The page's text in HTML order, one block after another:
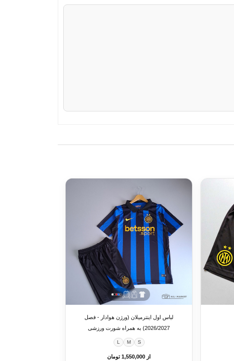
لباس اول اینترمیلان (ورژن هوادار - فصل
2026/2027) به همراه شورت ورزشی
S
M
L
از 1,550,000 تومان